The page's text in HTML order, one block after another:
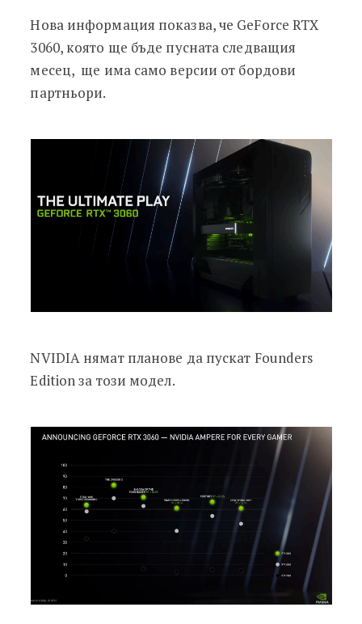
RTX 3060 няма да има Founders
Нова информация показва, че GeForce RTX
3060, която ще бъде пусната следващия
месец, ще има само версии от бордови
партньори.
NVIDIA нямат планове да пускат Founders
Edition за този модел.